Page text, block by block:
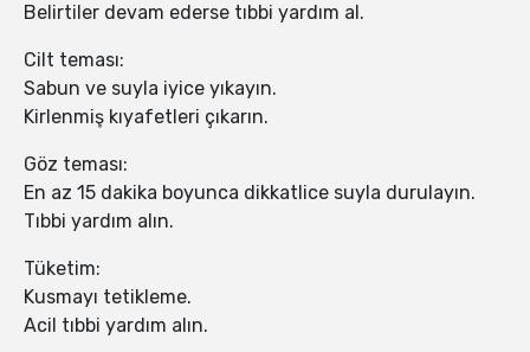
Belirtiler devam ederse tıbbi yardım al.
Cilt teması:
Sabun ve suyla iyice yıkayın.
Kirlenmiş kıyafetleri çıkarın.
Göz teması:
En az 15 dakika boyunca dikkatlice suyla durulayın.
Tıbbi yardım alın.
Tüketim:
Kusmayı tetikleme.
Acil tıbbi yardım alın.